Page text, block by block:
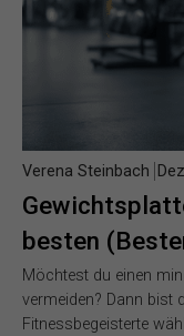
besten
Verena Steinbach
Möchtest du einen
vermeiden? Dann bist
Fitnessbegeisterte